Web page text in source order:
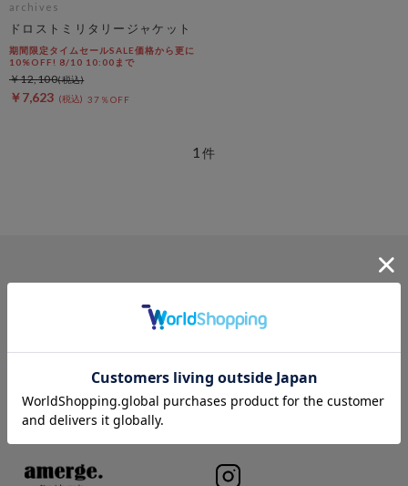
archives
ドロストミリタリージャケット
期間限定タイムセールSALE価格から更に
10%OFF! 8/10 10:00まで
￥7,623 37％OFF
￥12,100
1 件